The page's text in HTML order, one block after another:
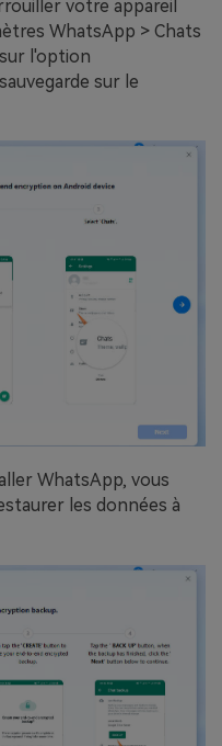
votre appareil
WhatsApp > Chats
l'option
sur le
WhatsApp, vous
les données à